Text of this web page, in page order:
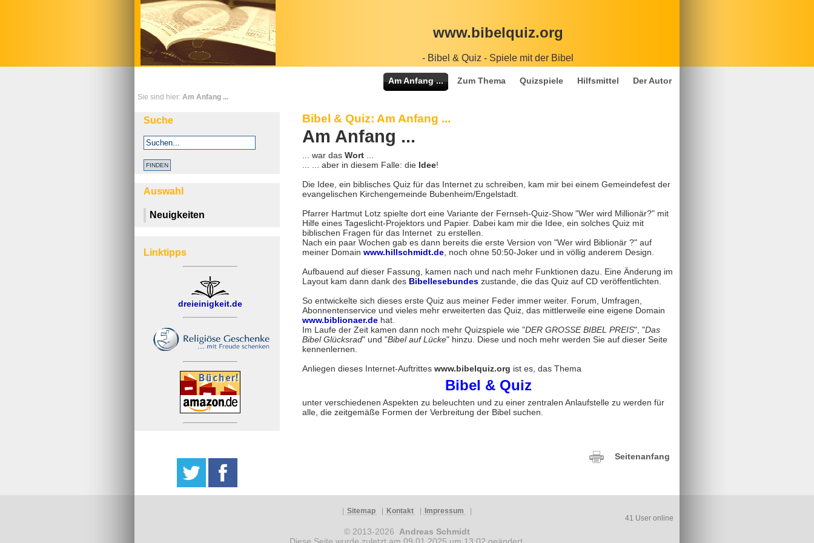
www.bibelquiz.org
- Bibel & Quiz - Spiele mit der Bibel
Am Anfang ... Zum Thema Quizspiele Hilfsmittel Der Autor
Sie sind hier: Am Anfang ...
Bibel & Quiz: Am Anfang ...
Am Anfang ...
... war das Wort
... ... aber in diesem Falle: die Idee!
Die Idee, ein biblisches Quiz für das Internet zu schreiben, kam mir bei einem Gemeindefest der
evangelischen Kirchengemeinde Bubenheim/Engelstadt.
Pfarrer Hartmut Lotz spielte dort eine Variante der Fernseh-Quiz-Show "Wer wird Millionär?" mit
Hilfe eines Tageslicht-Projektors und Papier. Dabei kam mir die Idee, ein solches Quiz mit
biblischen Fragen für das Internet zu erstellen.
Nach ein paar Wochen gab es dann bereits die erste Version von "Wer wird Biblionär ?" auf
meiner Domain www.hillschmidt.de , noch ohne 50:50-Joker und in völlig anderem Design.
Aufbauend auf dieser Fassung, kamen nach und nach mehr Funktionen dazu. Eine Änderung im
Layout kam dann dank des Bibellesebundes zustande, die das Quiz auf CD veröffentlichten.
So entwickelte sich dieses erste Quiz aus meiner Feder immer weiter. Forum, Umfragen,
Abonnentenservice und vieles mehr erweiterten das Quiz, das mittlerweile eine eigene Domain
www.biblionaer.de hat.
Im Laufe der Zeit kamen dann noch mehr Quizspiele wie "DER GROSSE BIBEL PREIS", "Das
Bibel Glücksrad" und "Bibel auf Lücke" hinzu. Diese und noch mehr werden Sie auf dieser Seite
kennenlernen.
Anliegen dieses Internet-Auftrittes www.bibelquiz.org ist es, das Thema
Bibel & Quiz
unter verschiedenen Aspekten zu beleuchten und zu einer zentralen Anlaufstelle zu werden für
alle, die zeitgemäße Formen der Verbreitung der Bibel suchen.
Seitenanfang
Suche
Auswahl
Neuigkeiten
Linktipps
dreieinigkeit.de
Sitemap Kontakt Impressum
41 User online
© 2013-2026 Andreas Schmidt